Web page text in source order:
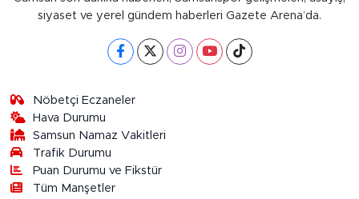
siyaset ve yerel gündem haberleri Gazete Arena’da.
Nöbetçi Eczaneler
Hava Durumu
Samsun Namaz Vakitleri
Trafik Durumu
Puan Durumu ve Fikstür
Tüm Manşetler